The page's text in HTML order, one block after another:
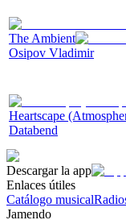
The Ambient
Osipov Vladimir
Heartscape
Databend
Descargar la app
Enlaces útiles
Catálogo musical
Jamendo